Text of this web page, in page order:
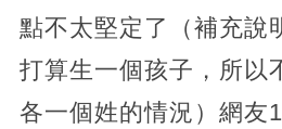
點不太堅定了（補充說
打算生一個孩子，所以
各一個姓的情況）網友